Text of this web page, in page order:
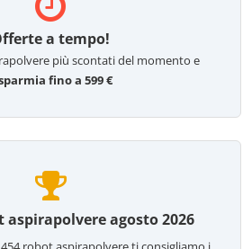
a tempo!
più scontati del momento e
fino a 599 €
agosto 2026